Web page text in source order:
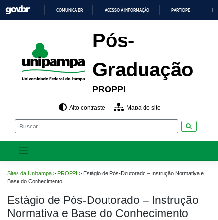
para
o
O
CONTEÚDO
COMUNICA BR ACESSO À INFORMAÇÃO PARTICIPE
Pós-
Graduação
PROPPI
Alto contraste Mapa do site
Sites da Unipampa > PROPPI > Estágio de Pós-Doutorado – Instrução Normativa e
Base do Conhecimento
Estágio de Pós-Doutorado – Instrução
Normativa e Base do Conhecimento